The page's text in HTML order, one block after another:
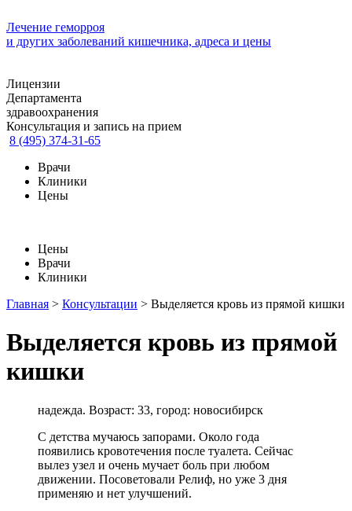
Лечение геморроя
и других заболеваний кишечника, адреса и цены
Лицензии
Департамента
здравоохранения
Консультация и запись на прием
8 (495) 374-31-65
Врачи
Клиники
Цены
Цены
Врачи
Клиники
Главная > Консультации > Выделяется кровь из прямой кишки
Выделяется кровь из прямой
кишки
надежда. Возраст: 33, город: новосибирск
С детства мучаюсь запорами. Около года
появились кровотечения после туалета. Сейчас
вылез узел и очень мучает боль при любом
движении. Посоветовали Релиф, но уже 3 дня
применяю и нет улучшений.